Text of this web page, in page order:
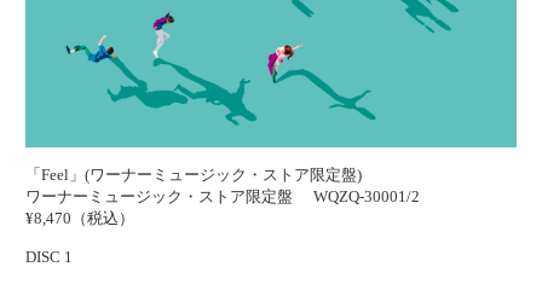
「Feel」(ワーナーミュージック・ストア限定盤)
ワーナーミュージック・ストア限定盤
WQZQ-30001/2
¥8,470（税込）
DISC 1